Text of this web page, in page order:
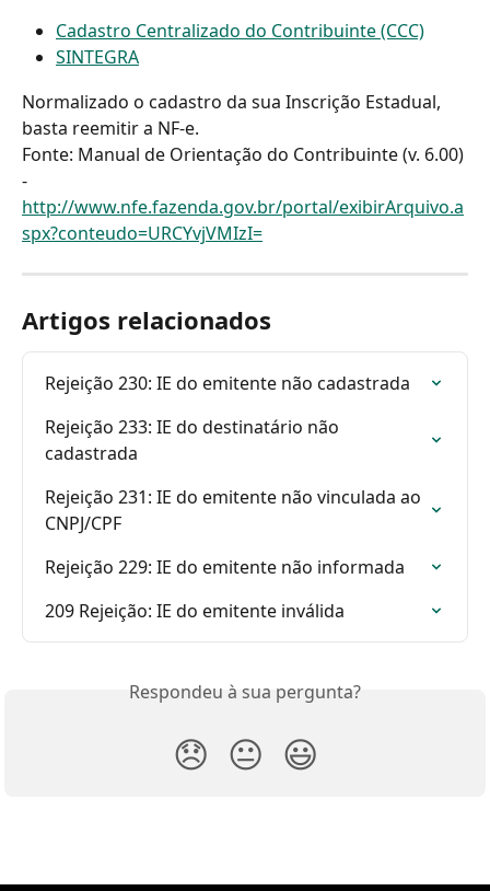
Cadastro Centralizado do Contribuinte (CCC)
SINTEGRA
Normalizado o cadastro da sua Inscrição Estadual,
basta reemitir a NF-e.
Fonte: Manual de Orientação do Contribuinte (v. 6.00)
-
http://www.nfe.fazenda.gov.br/portal/exibirArquivo.a
spx?conteudo=URCYvjVMIzI=
Artigos relacionados
Rejeição 230: IE do emitente não cadastrada
Rejeição 233: IE do destinatário não
cadastrada
Rejeição 231: IE do emitente não vinculada ao
CNPJ/CPF
Rejeição 229: IE do emitente não informada
209 Rejeição: IE do emitente inválida
Respondeu à sua pergunta?
😞 😐 😃